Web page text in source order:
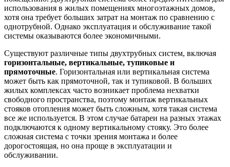
использования в жилых помещениях многоэтажных домов,
хотя она требует больших затрат на монтаж по сравнению с
однотрубной. Однако эксплуатация и обслуживание такой
системы оказываются более экономичными.
Существуют различные типы двухтрубных систем, включая
горизонтальные, вертикальные, тупиковые и
прямоточные. Горизонтальная или вертикальная система
может быть как прямоточной, так и тупиковой. В больших
жилых комплексах часто возникает проблема нехватки
свободного пространства, поэтому монтаж вертикальных
стояков отопления может быть сложным, хотя такая система
все же используется. В этом случае батареи на разных этажах
подключаются к одному вертикальному стояку. Это более
сложная система с точки зрения монтажа и более
дорогостоящая, но она проще в эксплуатации и
обслуживании.